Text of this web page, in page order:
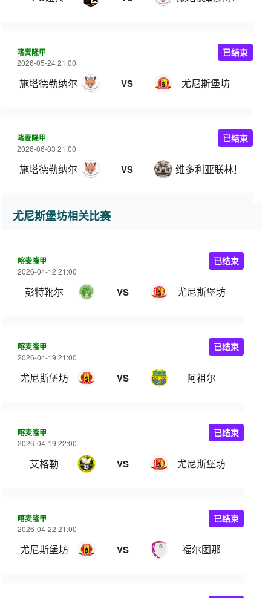
喀麦隆甲
2026-05-24 21:00
施塔德勒纳尔 VS 尤尼斯堡坊
已结束
喀麦隆甲
2026-06-03 21:00
施塔德勒纳尔 VS 维多利亚联林贝
已结束
尤尼斯堡坊相关比赛
喀麦隆甲
2026-04-12 21:00
彭特靴尔 VS 尤尼斯堡坊
已结束
喀麦隆甲
2026-04-19 21:00
尤尼斯堡坊 VS 阿祖尔
已结束
喀麦隆甲
2026-04-19 22:00
艾格勒 VS 尤尼斯堡坊
已结束
喀麦隆甲
2026-04-22 21:00
尤尼斯堡坊 VS 福尔图那
已结束